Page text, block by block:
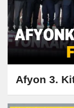
Afyon 3.